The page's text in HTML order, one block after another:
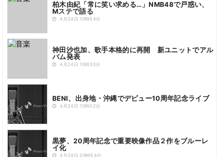
柏木由紀「常に笑い求める…」NMB48で戸惑い、
Mステで語る
4月24日 10時54分
神田沙也加、歌手本格的に再開 新ユニットでアル
バム発表
4月24日 10時30分
BENI、出身地・沖縄でデビュー10周年記念ライブ
4月24日 10時02分
黒夢、20周年記念で重要映像作品２作をブルーレ
イ化
4月24日 09時54分